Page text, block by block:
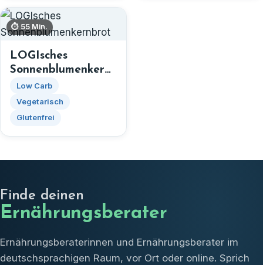
⏱ 55 Min.
LOGIsches
Sonnenblumenkern
brot
Low Carb
Vegetarisch
Glutenfrei
Finde deinen
Ernährungsberater
Ernährungsberaterinnen und Ernährungsberater im
deutschsprachigen Raum, vor Ort oder online. Sprich